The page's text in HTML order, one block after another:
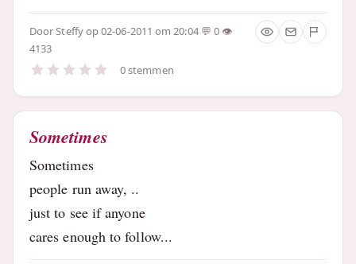
DoorSteffyop 02-06-2011 om 20:04
0
4133
0 stemmen
Sometimes
Sometimes
people run away, ..
just to see if anyone
cares enough to follow...